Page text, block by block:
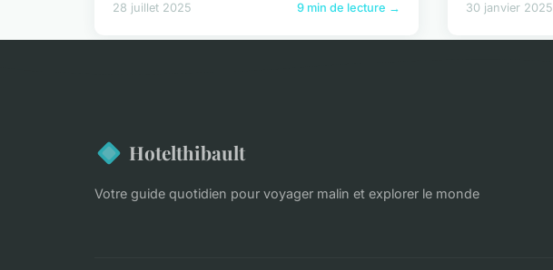
28 juillet 2025 9 min de lecture → 30 janvier 2025
Hotelthibault
Votre guide quotidien pour voyager malin et explorer le monde